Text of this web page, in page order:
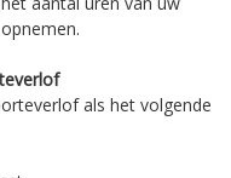
als het volgende